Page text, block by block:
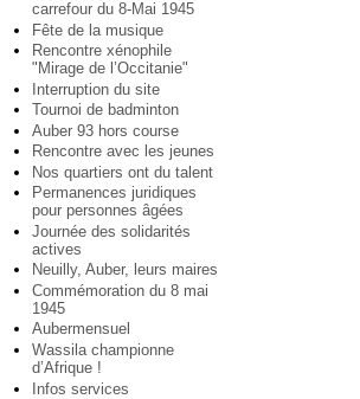
carrefour du 8-Mai 1945
Fête de la musique
Rencontre xénophile
"Mirage de l’Occitanie"
Interruption du site
Tournoi de badminton
Auber 93 hors course
Rencontre avec les jeunes
Nos quartiers ont du talent
Permanences juridiques
pour personnes âgées
Journée des solidarités
actives
Neuilly, Auber, leurs maires
Commémoration du 8 mai
1945
Aubermensuel
Wassila championne
d’Afrique !
Infos services